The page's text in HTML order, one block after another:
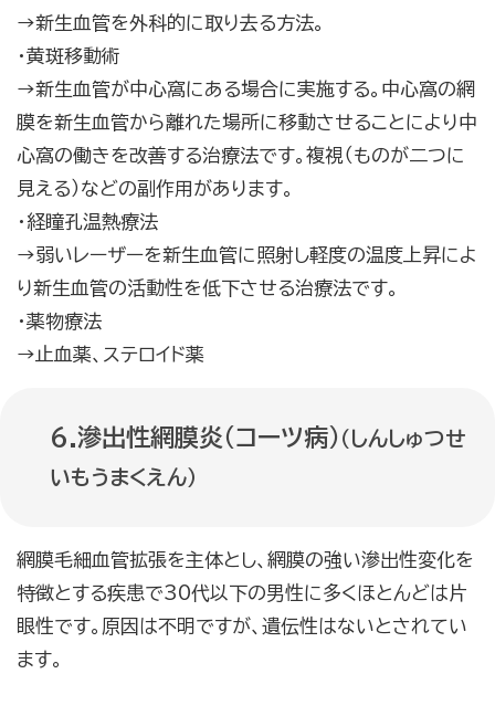
→新生血管を外科的に取り去る方法。
・黄斑移動術
→新生血管が中心窩にある場合に実施する。中心窩の網
膜を新生血管から離れた場所に移動させることにより中
心窩の働きを改善する治療法です。複視（ものが二つに
見える）などの副作用があります。
・経瞳孔温熱療法
→弱いレーザーを新生血管に照射し軽度の温度上昇によ
り新生血管の活動性を低下させる治療法です。
・薬物療法
→止血薬、ステロイド薬
6.滲出性網膜炎（コーツ病） （しんしゅつせ
いもうまくえん）
網膜毛細血管拡張を主体とし、網膜の強い滲出性変化を
特徴とする疾患で30代以下の男性に多くほとんどは片
眼性です。原因は不明ですが、遺伝性はないとされてい
ます。